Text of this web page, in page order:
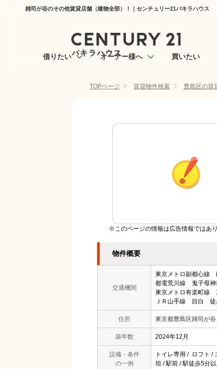
雑司が谷のその他賃貸店舗（建物全部）！｜センチュリー21パキラハウス
借りたい オーナー様へ 買いたい
TOPページ 賃貸物件検索 豊島区の賃
※このページの情報は広告情報ではあ
物件概要
交通機関
東京メトロ副都心線
都電荒川線 鬼子母
東京メトロ有楽町線
ＪＲ山手線 目白 徒
住所 東京都豊島区雑司が谷
築年数 2024年12月
設備・条件
の一例
トイレ専用 / ロフト /
坦 / 駅前 / 駅徒歩5分